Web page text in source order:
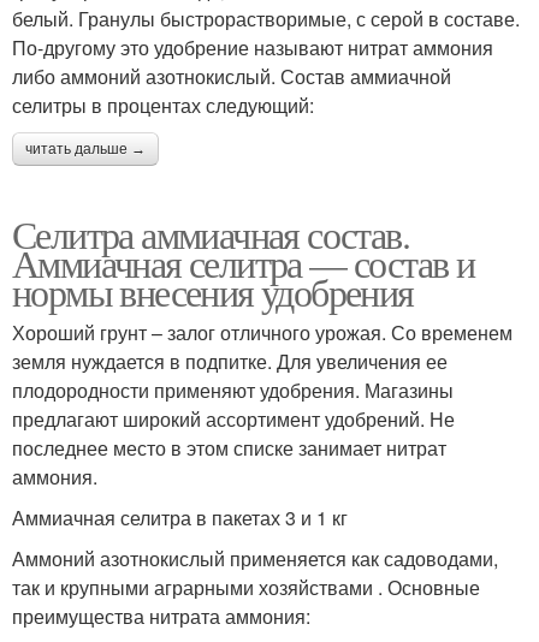
белый. Гранулы быстрорастворимые, с серой в составе.
По-другому это удобрение называют нитрат аммония
либо аммоний азотнокислый. Состав аммиачной
селитры в процентах следующий:
читать дальше →
Селитра аммиачная состав.
Аммиачная селитра — состав и
нормы внесения удобрения
Хороший грунт – залог отличного урожая. Со временем
земля нуждается в подпитке. Для увеличения ее
плодородности применяют удобрения. Магазины
предлагают широкий ассортимент удобрений. Не
последнее место в этом списке занимает нитрат
аммония.
Аммиачная селитра в пакетах 3 и 1 кг
Аммоний азотнокислый применяется как садоводами,
так и крупными аграрными хозяйствами . Основные
преимущества нитрата аммония: